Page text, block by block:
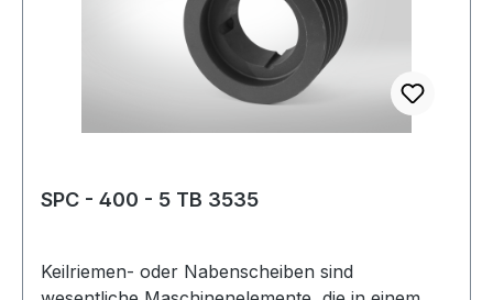
SPC - 400 - 5 TB 3535
Keilriemen- oder Nabenscheiben sind